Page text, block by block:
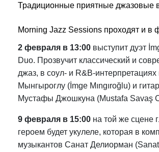
Традиционные приятные джазовые
Morning Jazz Sessions проходят и в
2 февраля в 13:00 выступит дуэт
Duo. Прозвучит классический и
джаз, в соул- и R&B-
Мынгыроглу (İmge Mıngıroğlu) и
Мустафы Джошкуна (Mustafa Savaş
9 февраля в 15:00 на той же сцене
героем будет укулеле, которая в
музыкантов Санат Делиорман